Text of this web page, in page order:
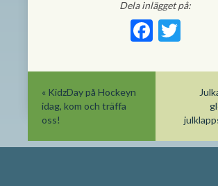
Dela inlägget på:
« KidzDay på Hockeyn
idag, kom och träffa
oss!